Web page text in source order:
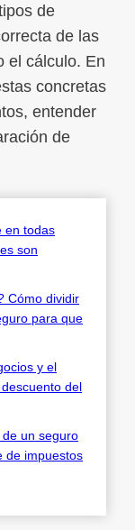
de
de las
el cálculo. En
concretas
entender
de
en todas
son
Cómo dividir
para que
y el
del
un seguro
de impuestos